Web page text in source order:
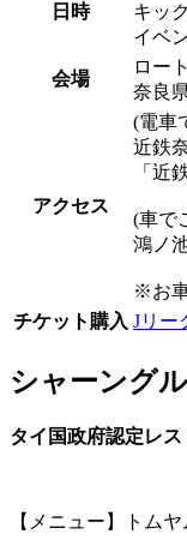
日時
キッ
イベ
会場
ロー
奈良
アクセス
(電車
近鉄
「近
(車で
鴻ノ
※お
チケット購入 Jリー
シャーング
タイ国政府認定レ
【メニュー】トム